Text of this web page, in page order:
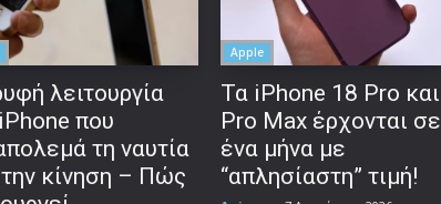
λειτουργία
που
τη ναυτία
κίνηση – Πώς
Apple
Τα iPhone 18 Pro και
Pro Max έρχονται σε
ένα μήνα με
“απλησίαστη” τιμή!